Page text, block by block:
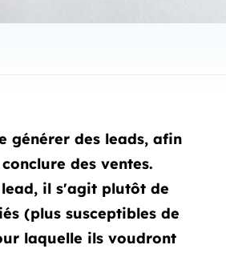
générer des leads, afin
des ventes.
il s'agit plutôt de
(plus susceptibles de
laquelle ils voudront